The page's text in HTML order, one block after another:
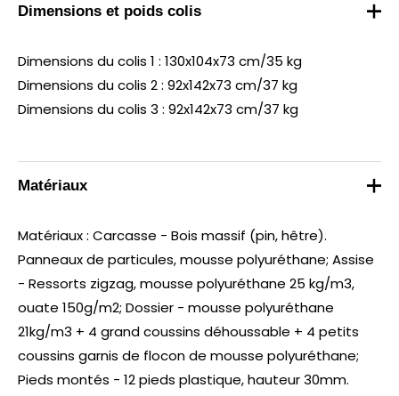
Dimensions et poids colis
Dimensions du colis 1 : 130x104x73 cm/35 kg
Dimensions du colis 2 : 92x142x73 cm/37 kg
Dimensions du colis 3 : 92x142x73 cm/37 kg
Matériaux
Matériaux : Carcasse - Bois massif (pin, hêtre).
Panneaux de particules, mousse polyuréthane; Assise
- Ressorts zigzag, mousse polyuréthane 25 kg/m3,
ouate 150g/m2; Dossier - mousse polyuréthane
21kg/m3 + 4 grand coussins déhoussable + 4 petits
coussins garnis de flocon de mousse polyuréthane;
Pieds montés - 12 pieds plastique, hauteur 30mm.